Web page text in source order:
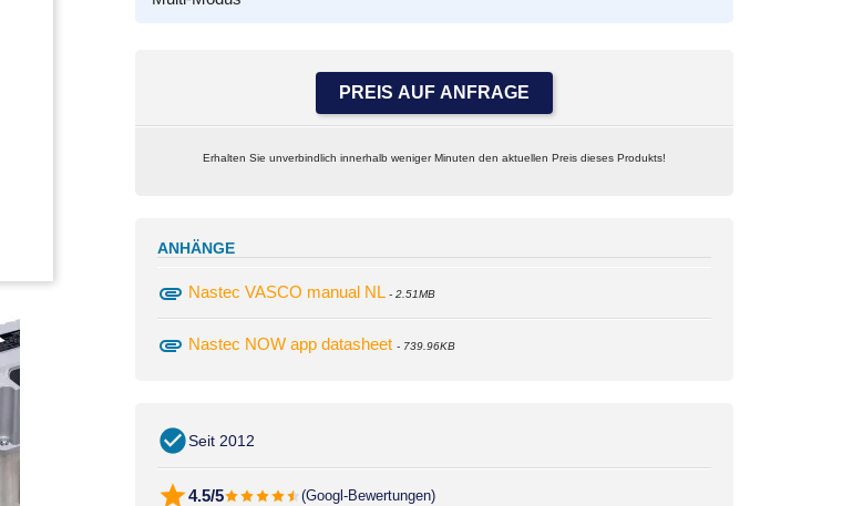
PREIS AUF ANFRAGE
Erhalten Sie unverbindlich innerhalb weniger Minuten den aktuellen Preis dieses Produkts!
ANHÄNGE
attachment Nastec VASCO manual NL - 2.51MB
attachment Nastec NOW app datasheet - 739.96KB
Seit 2012
4.5/5 (Googl-Bewertungen)